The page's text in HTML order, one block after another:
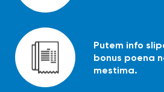
Putem info
bonus poena
mestima.